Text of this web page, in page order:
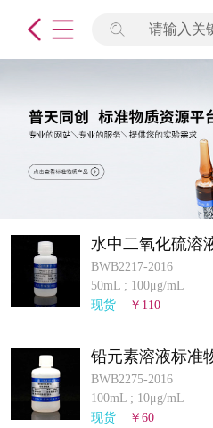
请输入关
水中二氧化硫溶
BWB2217-2016
50mL ; 100μg/mL
现货
￥110
铅元素溶液标准
BWB2275-2016
100mL ; 10μg/mL
现货
￥60
标准物质
产品专项
微生物检测/质控品
定制标物
定制仪器
计量课堂